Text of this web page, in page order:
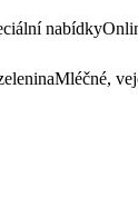
nabídky
Mléčné,